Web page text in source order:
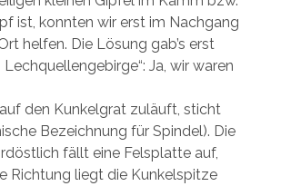
ist, konnten wir erst im Nachgang
helfen. Die Lösung gab’s erst
Ja, wir waren
den Kunkelgrat zuläuft, sticht
Bezeichnung für Spindel). Die
fällt eine Felsplatte auf,
Richtung liegt die Kunkelspitze